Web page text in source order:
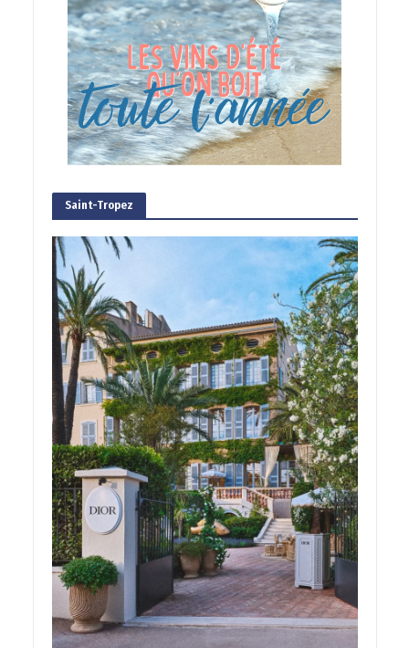
Saint-Tropez